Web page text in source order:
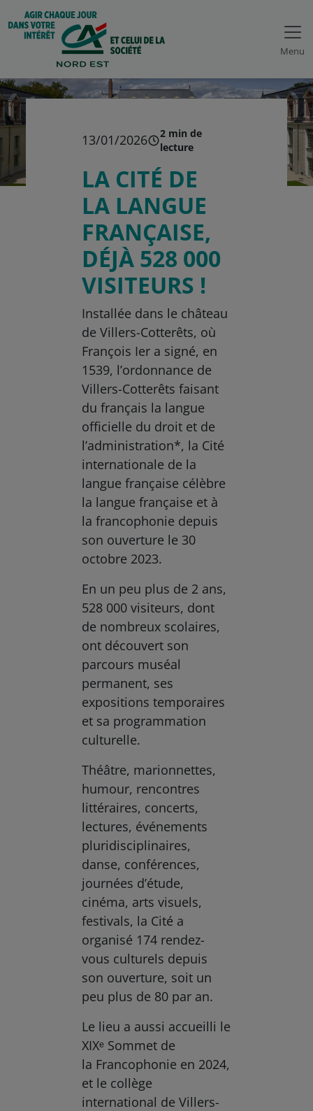
Menu
13/01/2026
2 min de
lecture
LA CITÉ DE
LA LANGUE
FRANÇAISE,
DÉJÀ 528 000
VISITEURS !
Installée dans le château
de Villers-Cotterêts, où
François Ier a signé, en
1539, l’ordonnance de
Villers-Cotterêts faisant
du français la langue
officielle du droit et de
l’administration*, la Cité
internationale de la
langue française célèbre
la langue française et à
la francophonie depuis
son ouverture le 30
octobre 2023.
En un peu plus de 2 ans,
528 000 visiteurs, dont
de nombreux scolaires,
ont découvert son
parcours muséal
permanent, ses
expositions temporaires
et sa programmation
culturelle.
Théâtre, marionnettes,
humour, rencontres
littéraires, concerts,
lectures, événements
pluridisciplinaires,
danse, conférences,
journées d’étude,
cinéma, arts visuels,
festivals, la Cité a
organisé 174 rendez-
vous culturels depuis
son ouverture, soit un
peu plus de 80 par an.
Le lieu a aussi accueilli le
XIXᵉ Sommet de
la Francophonie en 2024,
et le collège
international de Villers-